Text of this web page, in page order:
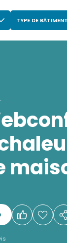
TYPE DE BÂTIMENT